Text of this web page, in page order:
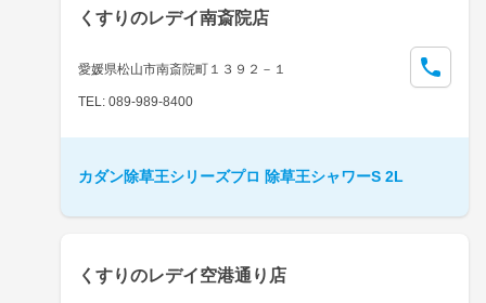
くすりのレデイ南斎院店
愛媛県松山市南斎院町１３９２－１
TEL: 089-989-8400
カダン除草王シリーズプロ 除草王シャワーS 2L
くすりのレデイ空港通り店